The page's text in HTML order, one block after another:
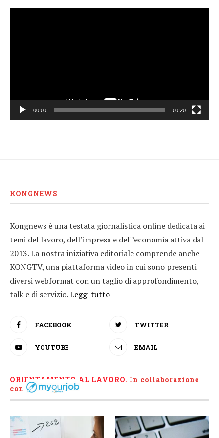
00:00 00:20
KONGNEWS
Kongnews è una testata giornalistica online dedicata ai
temi del lavoro, dell’impresa e dell’economia attiva dal
2013. La nostra iniziativa editoriale comprende anche
KONGTV, una piattaforma video in cui sono presenti
diversi webformat con un taglio di approfondimento,
talk e di servizio.Leggi tutto
FACEBOOK TWITTER
YOUTUBE EMAIL
ORIENTAMENTO AL LAVORO. In collaborazione
con